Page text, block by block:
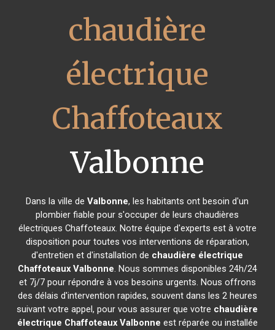
chaudière
électrique
Chaffoteaux
Valbonne
Dans la ville deValbonne, les habitants ont besoin d'un
plombier fiable pour s'occuper de leurs chaudières
électriques Chaffoteaux. Notre équipe d'experts est à votre
disposition pour toutes vos interventions de réparation,
d'entretien et d'installation de chaudière électrique
Chaffoteaux Valbonne. Nous sommes disponibles 24h/24
et 7j/7 pour répondre à vos besoins urgents. Nous offrons
des délais d'intervention rapides, souvent dans les 2 heures
suivant votre appel, pour vous assurer que votre chaudière
électrique Chaffoteaux Valbonne est réparée ou installée